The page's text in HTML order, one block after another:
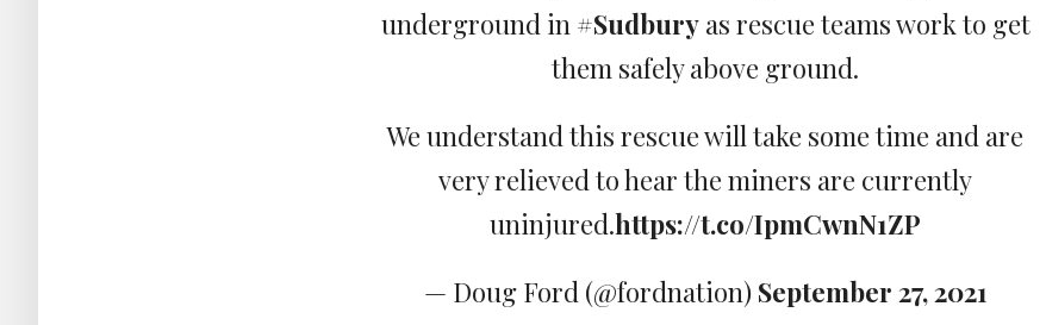
underground in #Sudburyas rescue teams work to get
them safely above ground.
We understand this rescue will take some time and are
very relieved to hear the miners are currently
uninjured.https://t.co/IpmCwnN1ZP
— Doug Ford (@fordnation) September 27, 2021